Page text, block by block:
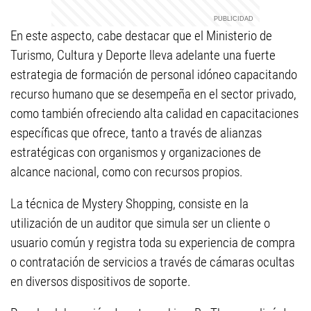
En este aspecto, cabe destacar que el Ministerio de
Turismo, Cultura y Deporte lleva adelante una fuerte
estrategia de formación de personal idóneo capacitando
recurso humano que se desempeña en el sector privado,
como también ofreciendo alta calidad en capacitaciones
específicas que ofrece, tanto a través de alianzas
estratégicas con organismos y organizaciones de
alcance nacional, como con recursos propios.
La técnica de Mystery Shopping, consiste en la
utilización de un auditor que simula ser un cliente o
usuario común y registra toda su experiencia de compra
o contratación de servicios a través de cámaras ocultas
en diversos dispositivos de soporte.